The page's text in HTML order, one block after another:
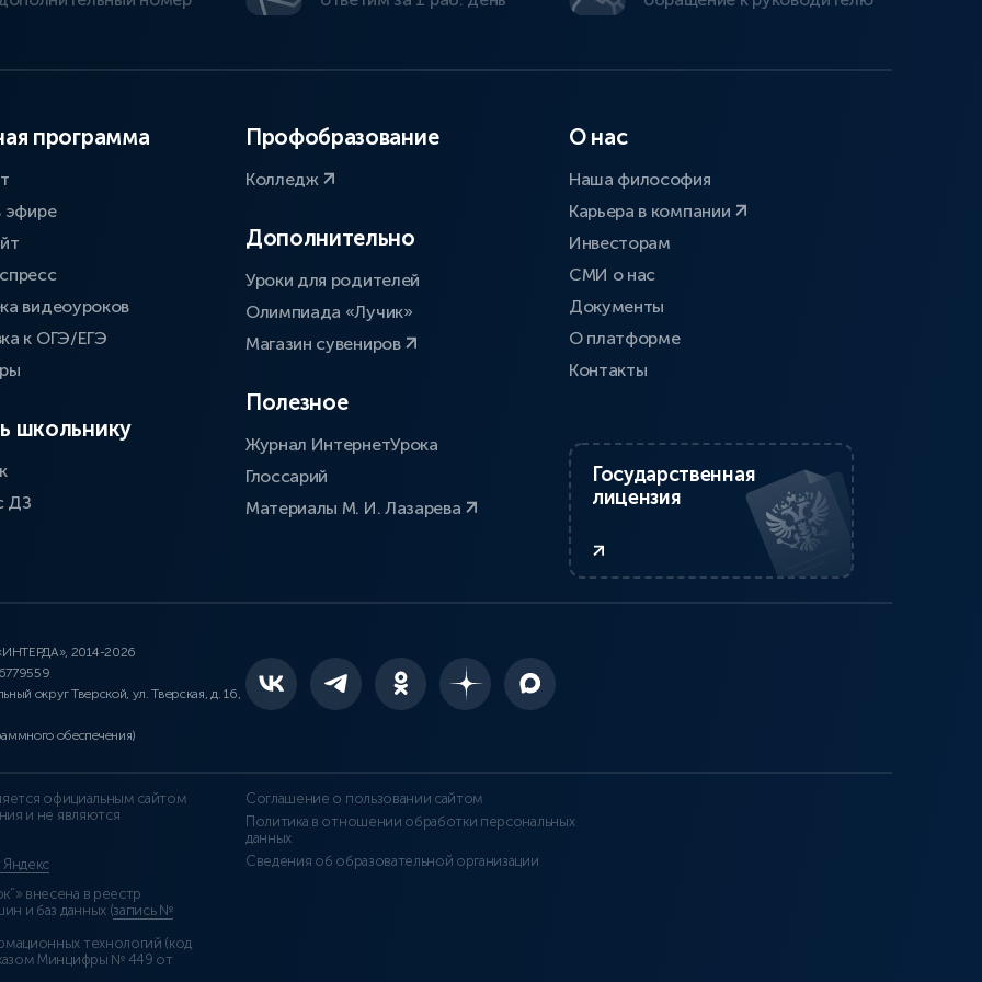
программа
эфире
видеоуроков
к ОГЭ/ЕГЭ
школьнику
ДЗ
Профобразование
Колледж
Дополнительно
Уроки для родителей
Олимпиада «Лучик»
Магазин сувениров
Полезное
Журнал ИнтернетУрока
Глоссарий
Материалы М. И. Лазарева
О нас
Наша философия
Карьера в компании
Инвесторам
СМИ о нас
Документы
О платформе
Контакты
Государственная
лицензия
2014-2026
округ Тверской, ул. Тверская, д. 16,
обеспечения)
официальным сайтом
и не являются
Яндекс
внесена в реестр
и баз данных (запись №
технологий (код
Минцифры № 449 от
Соглашение о пользовании сайтом
Политика в отношении обработки персональных
данных
Сведения об образовательной организации